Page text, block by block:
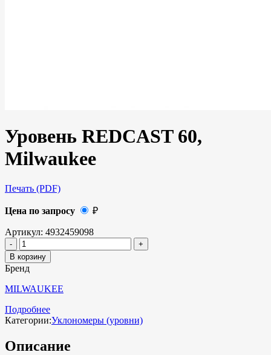
Уровень REDCAST 60,
Milwaukee
Печать (PDF)
Цена по запросу ₽
Артикул: 4932459098
В корзину
Бренд
MILWAUKEE
Подробнее
Категории:Уклономеры (уровни)
Описание